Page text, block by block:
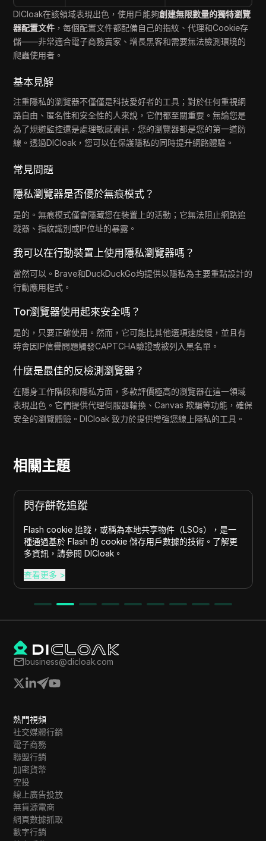
DICloak在該領域表現出色，使用戶能夠創建無限數量的獨特瀏覽
器配置文件 ，每個配置文件都配備自己的指紋、代理和Cookie存
儲——非常適合電子商務賣家、增長黑客和需要無法檢測環境的
爬蟲使用者。
基本見解
注重隱私的瀏覽器不僅僅是科技愛好者的工具；對於任何重視網
路自由、匿名性和安全性的人來說，它們都至關重要。無論您是
為了規避監控還是處理敏感資訊，您的瀏覽器都是您的第一道防
線。透過DICloak，您可以在保護隱私的同時提升網路體驗。
常見問題
隱私瀏覽器是否優於無痕模式？
是的。無痕模式僅會隱藏您在裝置上的活動；它無法阻止網路追
蹤器、指紋識別或IP位址的暴露。
我可以在行動裝置上使用隱私瀏覽器嗎？
當然可以。Brave和DuckDuckGo均提供以隱私為主要重點設計的
行動應用程式。
Tor瀏覽器使用起來安全嗎？
是的，只要正確使用。然而，它可能比其他選項速度慢，並且有
時會因IP信譽問題觸發CAPTCHA驗證或被列入黑名單。
什麼是最佳的反檢測瀏覽器？
在隱身工作階段和隱私方面，多款評價極高的瀏覽器在這一領域
表現出色。它們提供代理伺服器輪換、Canvas 欺騙等功能，確保
安全的瀏覽體驗。DICloak 致力於提供增強您線上隱私的工具。
相關主題
閃存餅乾追蹤
Flash cookie 追蹤，或稱為本地共享物件（LSOs），是一
種通過基於 Flash 的 cookie 儲存用戶數據的技術。了解更
多資訊，請參閱 DICloak。
查看更多 >
business@dicloak.com
熱門視頻
社交媒體行銷
電子商務
聯盟行銷
加密貨幣
空投
線上廣告投放
無貨源電商
網頁數據抓取
數字行銷